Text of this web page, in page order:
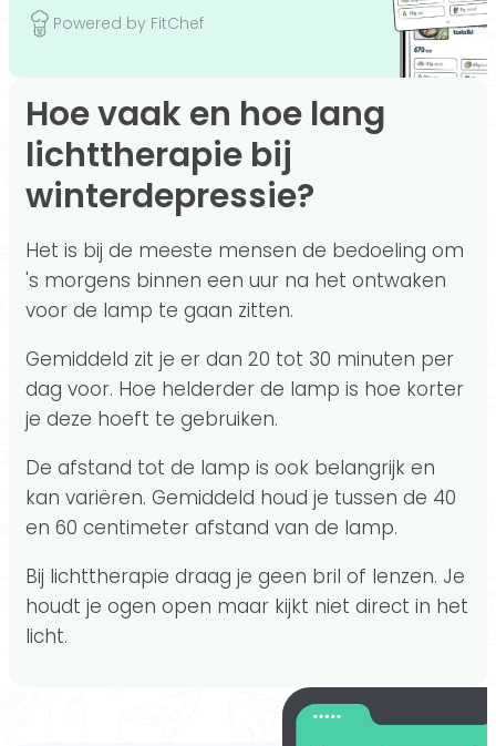
Powered by FitChef
Hoe vaak en hoe lang
lichttherapie bij
winterdepressie?
Het is bij de meeste mensen de bedoeling om
's morgens binnen een uur na het ontwaken
voor de lamp te gaan zitten.
Gemiddeld zit je er dan 20 tot 30 minuten per
dag voor. Hoe helderder de lamp is hoe korter
je deze hoeft te gebruiken.
De afstand tot de lamp is ook belangrijk en
kan variëren. Gemiddeld houd je tussen de 40
en 60 centimeter afstand van de lamp.
Bij lichttherapie draag je geen bril of lenzen. Je
houdt je ogen open maar kijkt niet direct in het
licht.